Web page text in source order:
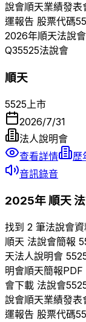
說會順天業績發表
運報告 股票代碼
2026年順天法說會
Q35525法說會
順天
5525 上市
2026/7/31
法人說明會
查看詳情
歷
音訊錄音
2025年順天
找到 2 筆法說會
順天 法說會簡報
天法人說明會
明會順天簡報PDF
會下載 法說會
說會順天業績發表
運報告 股票代碼